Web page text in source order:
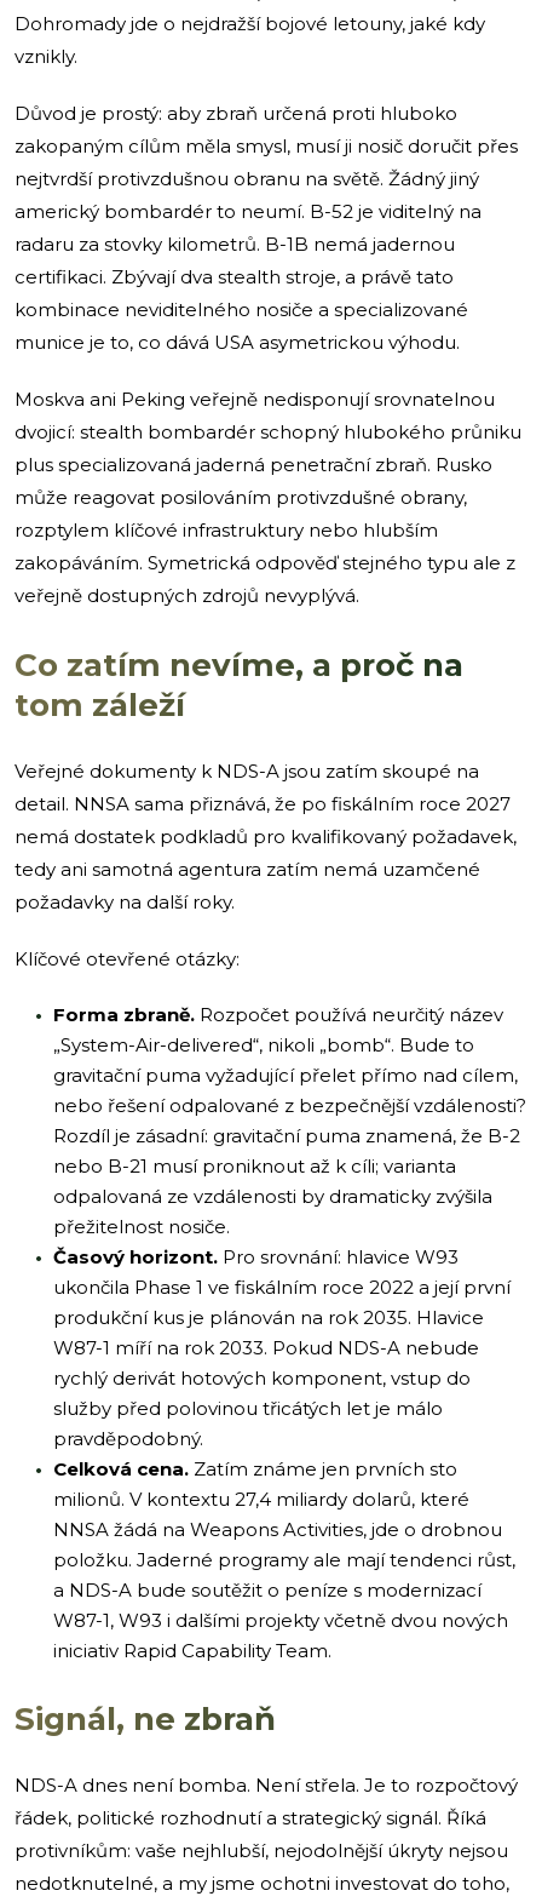
Dohromady jde o nejdražší bojové letouny, jaké kdy
vznikly.
Důvod je prostý: aby zbraň určená proti hluboko
zakopaným cílům měla smysl, musí ji nosič doručit přes
nejtvrdší protivzdušnou obranu na světě. Žádný jiný
americký bombardér to neumí. B-52 je viditelný na
radaru za stovky kilometrů. B-1B nemá jadernou
certifikaci. Zbývají dva stealth stroje, a právě tato
kombinace neviditelného nosiče a specializované
munice je to, co dává USA asymetrickou výhodu.
Moskva ani Peking veřejně nedisponují srovnatelnou
dvojicí: stealth bombardér schopný hlubokého průniku
plus specializovaná jaderná penetrační zbraň. Rusko
může reagovat posilováním protivzdušné obrany,
rozptylem klíčové infrastruktury nebo hlubším
zakopáváním. Symetrická odpověď stejného typu ale z
veřejně dostupných zdrojů nevyplývá.
Co zatím nevíme, a proč na
tom záleží
Veřejné dokumenty k NDS-A jsou zatím skoupé na
detail. NNSA sama přiznává, že po fiskálním roce 2027
nemá dostatek podkladů pro kvalifikovaný požadavek,
tedy ani samotná agentura zatím nemá uzamčené
požadavky na další roky.
Klíčové otevřené otázky:
Forma zbraně. Rozpočet používá neurčitý název
„System-Air-delivered“, nikoli „bomb“. Bude to
gravitační puma vyžadující přelet přímo nad cílem,
nebo řešení odpalované z bezpečnější vzdálenosti?
Rozdíl je zásadní: gravitační puma znamená, že B-2
nebo B-21 musí proniknout až k cíli; varianta
odpalovaná ze vzdálenosti by dramaticky zvýšila
přežitelnost nosiče.
Časový horizont. Pro srovnání: hlavice W93
ukončila Phase 1 ve fiskálním roce 2022 a její první
produkční kus je plánován na rok 2035. Hlavice
W87-1 míří na rok 2033. Pokud NDS-A nebude
rychlý derivát hotových komponent, vstup do
služby před polovinou třicátých let je málo
pravděpodobný.
Celková cena. Zatím známe jen prvních sto
milionů. V kontextu 27,4 miliardy dolarů, které
NNSA žádá na Weapons Activities, jde o drobnou
položku. Jaderné programy ale mají tendenci růst,
a NDS-A bude soutěžit o peníze s modernizací
W87-1, W93 i dalšími projekty včetně dvou nových
iniciativ Rapid Capability Team.
Signál, ne zbraň
NDS-A dnes není bomba. Není střela. Je to rozpočtový
řádek, politické rozhodnutí a strategický signál. Říká
protivníkům: vaše nejhlubší, nejodolnější úkryty nejsou
nedotknutelné, a my jsme ochotni investovat do toho,